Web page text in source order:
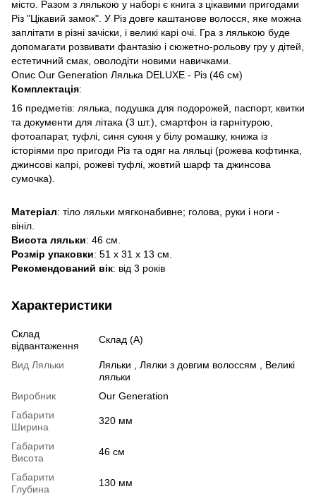
місто. Разом з лялькою у наборі є книга з цікавими пригодами
Різ "Цікавий замок". У Різ довге каштанове волосся, яке можна
заплітати в різні зачіски, і великі карі очі. Гра з лялькою буде
допомагати розвивати фантазію і сюжетно-рольову гру у дітей,
естетичний смак, оволодіти новими навичками.
Опис Our Generation Лялька DELUXE - Різ (46 см)
Комплектація:
16 предметів: лялька, подушка для подорожей, паспорт, квитки
та документи для літака (3 шт.), смартфон із гарнітурою,
фотоапарат, туфлі, синя сукня у білу ромашку, книжа із
історіями про пригоди Різ та одяг на ляльці (рожева кофтинка,
джинсові капрі, рожеві туфлі, жовтий шарф та джинсова
сумочка).
Матеріал: тіло ляльки мягконабивне; голова, руки і ноги -
вініл.
Висота ляльки: 46 см.
Розмір упаковки: 51 х 31 х 13 см.
Рекомендований вік: від 3 років
Характеристики
Склад
відвантаження
Склад (А)
Вид Ляльки
Ляльки , Лялки з довгим волоссям , Великі
ляльки
Виробник
Our Generation
Габарити
Ширина
320 мм
Габарити
Висота
46 см
Габарити
Глубина
130 мм